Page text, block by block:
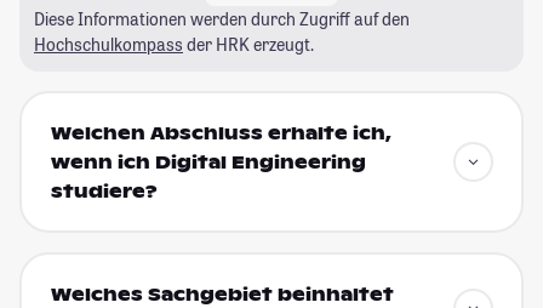
Diese Informationen werden durch Zugriff auf den
Hochschulkompass der HRK erzeugt.
Welchen Abschluss erhalte ich,
wenn ich Digital Engineering
studiere?
Welches Sachgebiet beinhaltet